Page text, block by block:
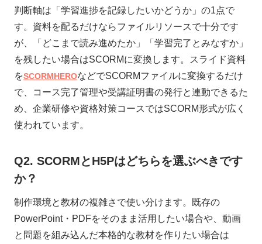
判断軸は「学習進捗を記録したいかどうか」の1点で
す。資料を配るだけならファイルリソースで十分です
が、「どこまで読み進めたか」「学習完了とみなすか」
を残したい場合はSCORMに変換します。スライド資料
をSCORMHEROなどでSCORMファイルに変換するだけ
で、コース完了管理や受講証明書の発行と連動できるた
め、企業研修や資格対策コースではSCORM形式が広く
使われています。
Q2. SCORMとH5Pはどちらを選ぶべきです
か？
制作環境と教材の複雑さで使い分けます。既存の
PowerPoint・PDFをそのまま活用したい場合や、動画
と問題を組み込んだ本格的な教材を作りたい場合は